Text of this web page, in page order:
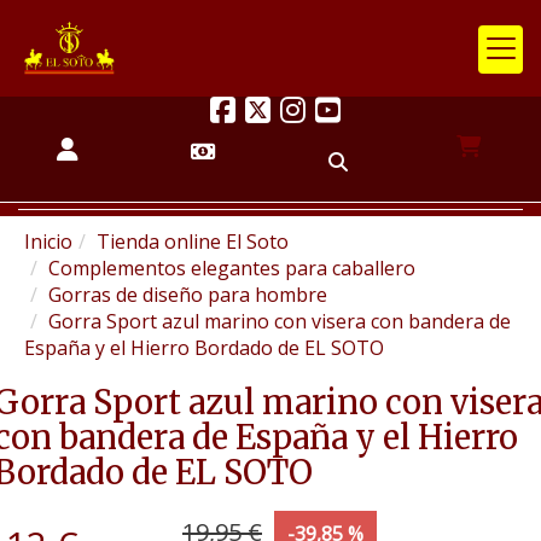
Inicio
Tienda online El Soto
Complementos elegantes para caballero
Gorras de diseño para hombre
Gorra Sport azul marino con visera con bandera de
España y el Hierro Bordado de EL SOTO
Sport azul marino con
bandera de España y el Hierro
de EL SOTO
19,95 € -39,85 %